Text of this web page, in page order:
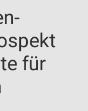
für